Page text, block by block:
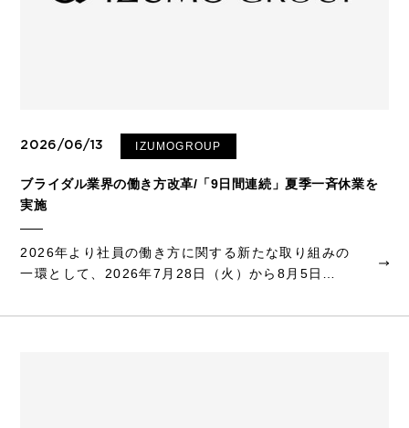
2026/06/13 IZUMOGROUP
ブライダル業界の働き方改革/「9日間連続」夏季一斉休業を
実施
2026年より社員の働き方に関する新たな取り組みの
一環として、2026年7月28日（火）から8月5日
休業を実施いたします。土日祝日や連休が書き入れ